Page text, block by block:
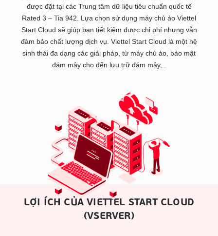
được đặt tại các Trung tâm dữ liệu tiêu chuẩn quốc tế
Rated 3 – Tia 942. Lựa chọn sử dụng máy chủ ảo Viettel
Start Cloud sẽ giúp bạn tiết kiệm được chi phí nhưng vẫn
đảm bảo chất lượng dịch vụ. Viettel Start Cloud là một hệ
sinh thái đa dạng các giải pháp, từ máy chủ ảo, bảo mật
đám mây cho đến lưu trữ đám mây,..
LỢI ÍCH CỦA VIETTEL START CLOUD
(VSERVER)